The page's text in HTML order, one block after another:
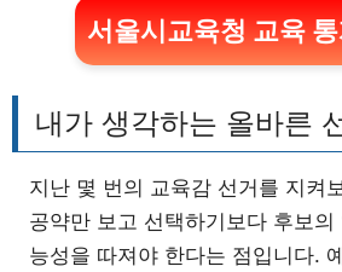
서울시교육청 교육
내가 생각하는 올바른
지난 몇 번의 교육감 선거를 지켜
공약만 보고 선택하기보다 후보
능성을 따져야 한다는 점입니다.